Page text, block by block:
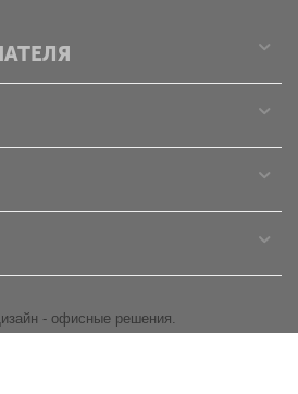
- офисные решения.